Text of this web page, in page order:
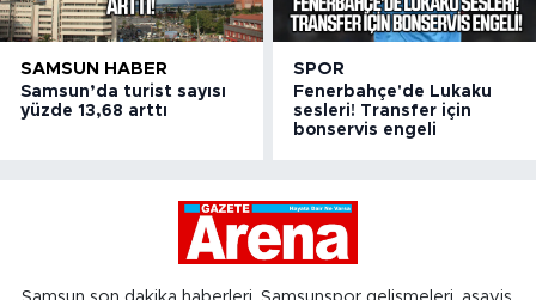
SAMSUN HABER
Samsun’da turist sayısı
yüzde 13,68 arttı
SPOR
Fenerbahçe'de Lukaku
sesleri! Transfer için
bonservis engeli